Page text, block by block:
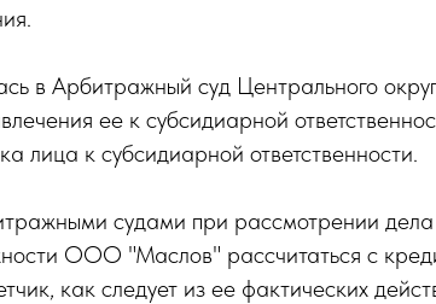
в Арбитражный суд Центрального
ее к субсидиарной
лица к субсидиарной ответственности.
судами при рассмотрении дела
ООО "Маслов" рассчитаться с
как следует из ее фактических